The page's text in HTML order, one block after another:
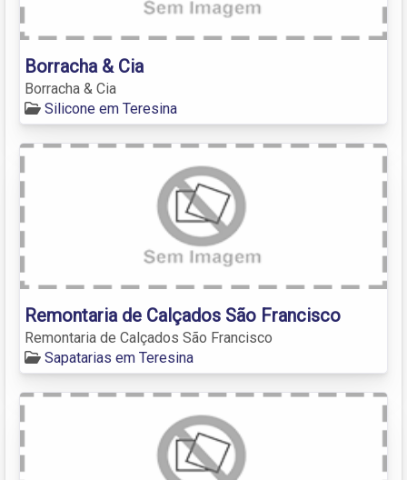
Borracha & Cia
Borracha & Cia
Silicone em Teresina
Remontaria de Calçados São Francisco
Remontaria de Calçados São Francisco
Sapatarias em Teresina